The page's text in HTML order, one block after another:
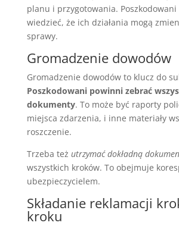
planu i przygotowania. Poszkodowani
wiedzieć, że ich działania mogą
sprawy.
Gromadzenie dowodów
Gromadzenie dowodów to klucz do
Poszkodowani powinni zebrać
dokumenty. To może być raporty
miejsca zdarzenia, i inne materiały
roszczenie.
Trzeba też utrzymać dokładną
wszystkich kroków. To obejmuje
ubezpieczycielem.
Składanie reklamacji
kroku